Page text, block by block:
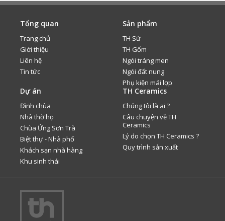
Tổng quan
Trang chủ
Giới thiệu
Liên hệ
Tin tức
Sản phẩm
TH Sứ
TH Gốm
Ngói tráng men
Ngói đất nung
Phụ kiện mái lợp
Dự án
Đình chùa
Nhà thờ họ
Chùa Ứng Sơn Trà
Biệt thự - Nhà phố
Khách sạn nhà hàng
Khu sinh thái
TH Ceramics
Chúng tôi là ai ?
Câu chuyện về TH
Ceramics
Lý do chọn TH Ceramics ?
Quy trình sản xuất